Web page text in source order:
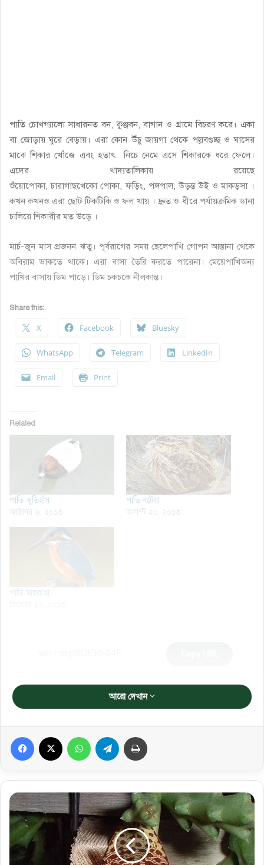
পাতি চোখগ্যালো সাধারনত বন, কুঞ্জবন, বাগান ও গ্রামে বিচরণ করে। একা
বা জোড়ায় ঘুরে বেড়ায়। এরা কোন উঁচু জায়গা থেকে পল্লবগুচ্ছ ও ঘাসের
মাঝে শিকার খোঁজে এবং হতাৎ নিচে নেমে এসে শিকারকে ধরে ফেলে।
এদের খাদ্যতালিকায় রয়েছে
শুঁয়োপোকা, চারাগাছখেকো পোকা, ফড়িং, পঙ্গপাল, উড়ন্ত উই ও মাকড়সা ।
কখন কখনও এরা ছোট টিকটিকি ও ফল খায় । দ্রুত ও ধীরে পর্যায়ক্রমিক ডানা
চালিয়ে শিকারীর মত উড়ে ।
মার্চ-জুন মাস প্রজনন ঋতু। পূর্বরাগের সময় ছেলেপাখি গোপন আস্তানা থেকে
অবিরাম ডাকতে থাকে। এরা বাসা তৈরি করতে পারেনা। মেয়েপাখিঅন্য
পাখির বাসায় ডিম পাড়ে। ডিম চকচকে নীলকান্ত।
Share this:
X Facebook Bluesky
WhatsApp Telegram LinkedIn
Email Print
Related
পাতি ভুতিহাঁস
অক্টোবর ৬, ২০১৩
পাতি বটেরা
আগস্ট ২০, ২০১৩
পাতি মাছরাঙা
আরো দেখান